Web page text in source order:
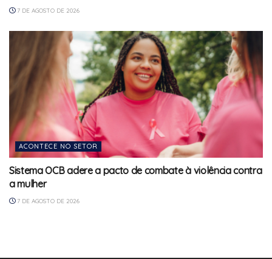
7 DE AGOSTO DE 2026
ACONTECE NO SETOR
Sistema OCB adere a pacto de combate à violência contra
a mulher
7 DE AGOSTO DE 2026